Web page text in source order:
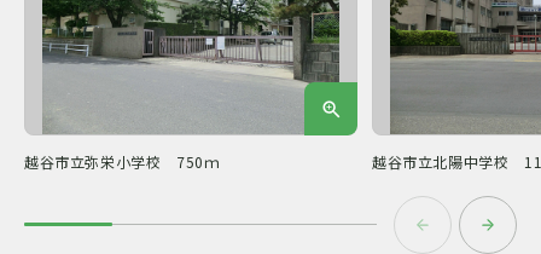
越谷市立弥栄小学校 750ｍ 越谷市立北陽中学校